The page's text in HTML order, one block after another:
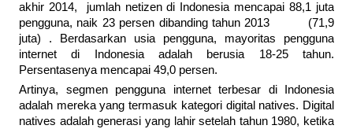
akhir 2014, jumlah netizen di Indonesia mencapai 88,1 juta
pengguna, naik 23 persen dibanding tahun 2013 (71,9
juta) . Berdasarkan usia pengguna, mayoritas pengguna
internet di Indonesia adalah berusia 18-25 tahun.
Persentasenya mencapai 49,0 persen.
Artinya, segmen pengguna internet terbesar di Indonesia
adalah mereka yang termasuk kategori digital natives. Digital
natives adalah generasi yang lahir setelah tahun 1980, ketika